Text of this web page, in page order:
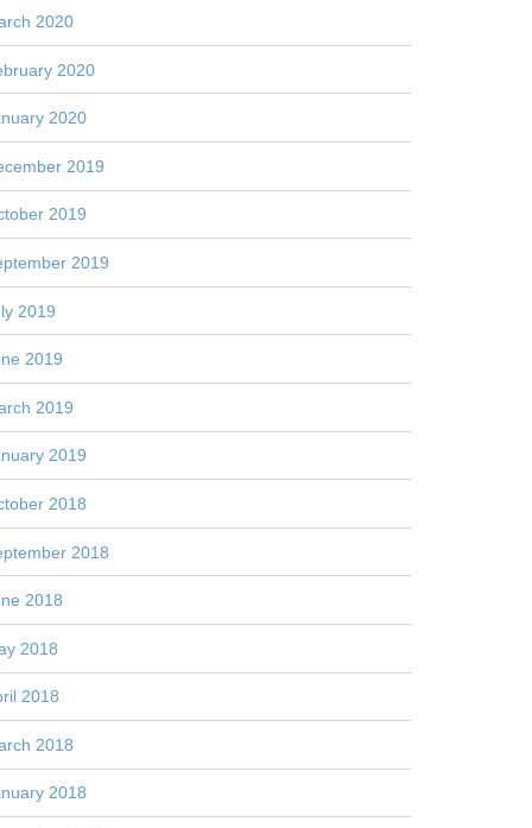
2020
2020
2020
2019
2019
2019
2019
2019
2019
2019
2018
2018
2018
2018
2018
2018
2018